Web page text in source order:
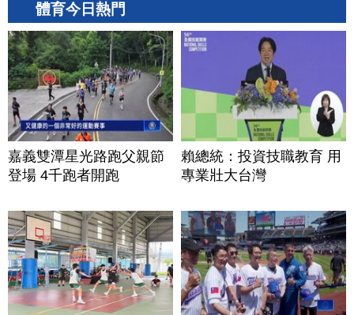
體育今日熱門
嘉義雙潭星光路跑父親節
登場 4千跑者開跑
賴總統：投資技職教育 用
專業壯大台灣